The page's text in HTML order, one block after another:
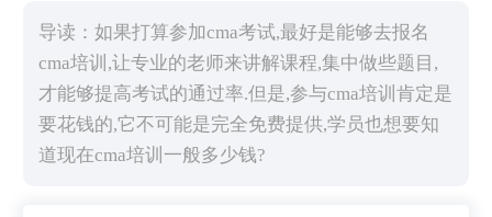
导读：如果打算参加cma考试,最好是能够去报名
cma培训,让专业的老师来讲解课程,集中做些题目,
才能够提高考试的通过率.但是,参与cma培训肯定是
要花钱的,它不可能是完全免费提供,学员也想要知
道现在cma培训一般多少钱?